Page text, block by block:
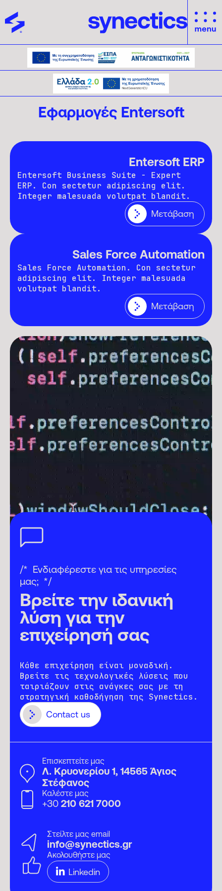
Εφαρμογές Entersoft
Entersoft ERP
Entersoft Business Suite - Expert
ERP. Con sectetur adipiscing elit.
Integer malesuada volutpat blandit.
Μετάβαση
Sales Force Automation
Sales Force Automation. Con sectetur
adipiscing elit. Integer malesuada
volutpat blandit.
Μετάβαση
Ενδιαφέρεστε για τις υπηρεσίες
μας;
Βρείτε την ιδανική
λύση για την
επιχείρησή σας
Κάθε επιχείρηση είναι μοναδική.
Βρείτε τις τεχνολογικές λύσεις που
ταιριάζουν στις ανάγκες σας με τη
στρατηγική καθοδήγηση της Synectics.
Contact us
Επισκεπτείτε μας
Λ. Κρυονερίου 1, 14565 Άγιος
Στέφανος
Καλέστε μας
+30 210 621 7000
Στείλτε μας email
info@synectics.gr
Ακολουθήστε μας
Linkedin